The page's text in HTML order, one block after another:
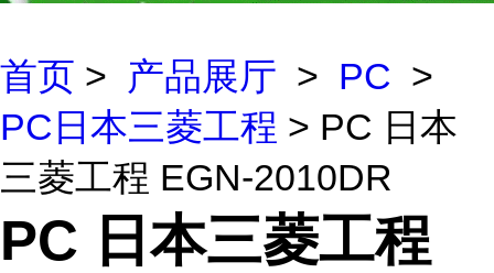
首页 > 产品展厅 > PC >
PC日本三菱工程 > PC 日本
三菱工程 EGN-2010DR
PC 日本三菱工程